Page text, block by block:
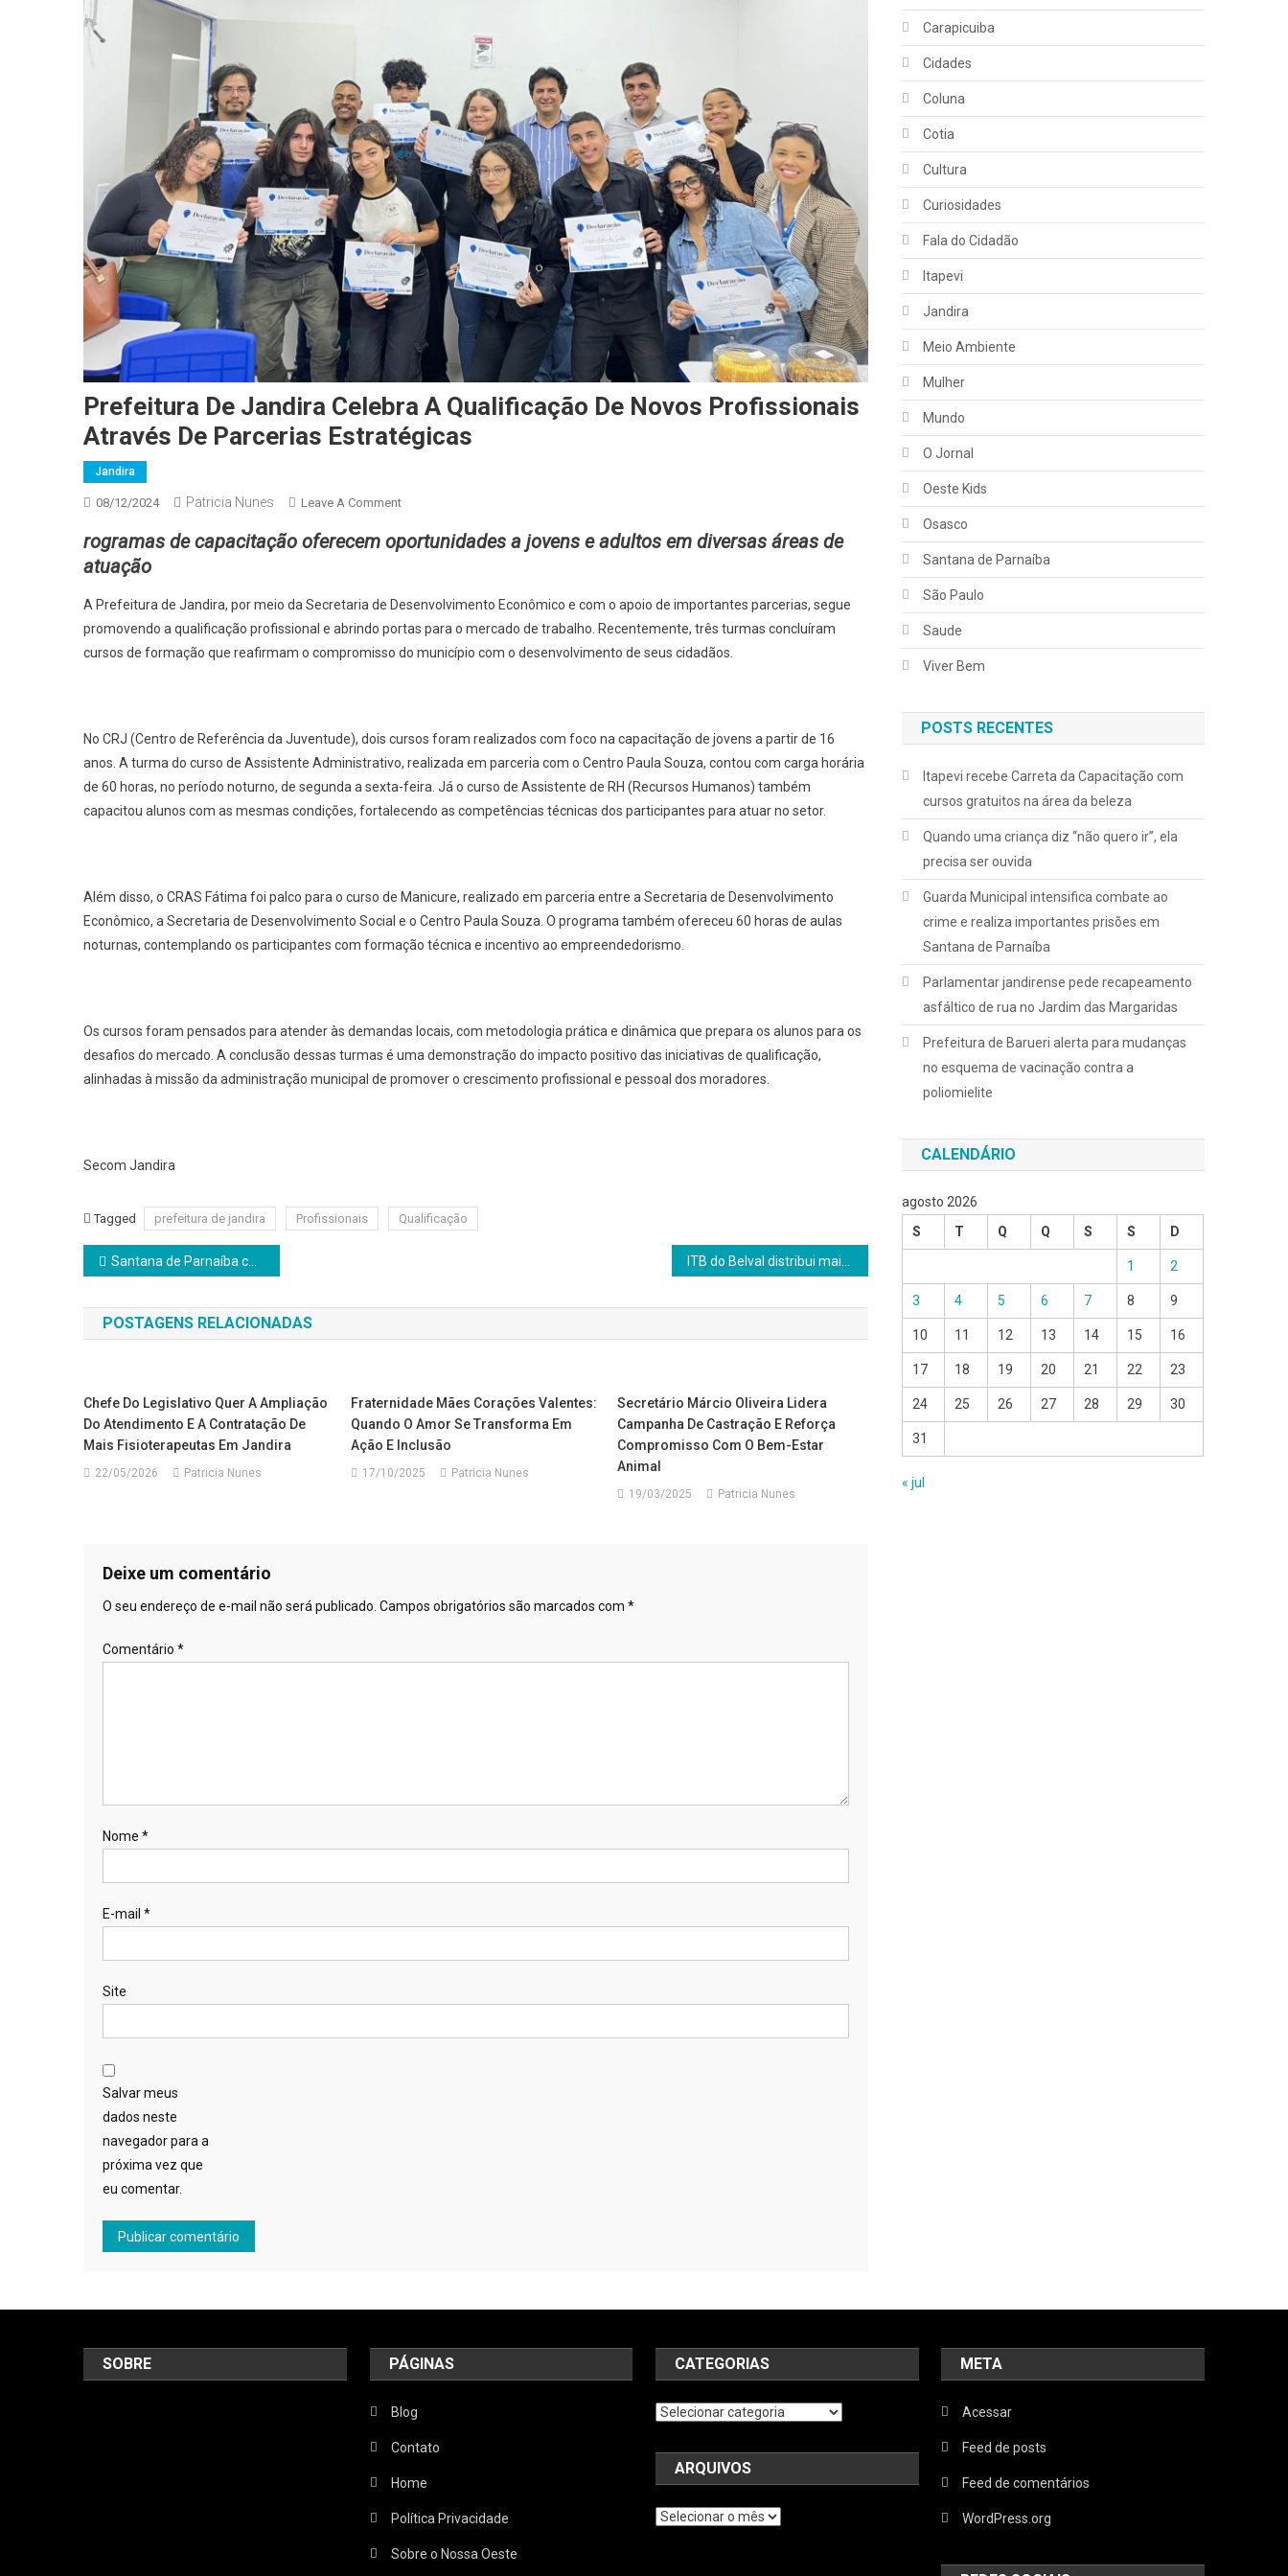
Prefeitura De Jandira Celebra A Qualificação De Novos Profissionais
Através De Parcerias Estratégicas
Jandira
08/12/2024 Patricia Nunes Leave A CommentOn
De
A
Qualificação
De
De
Parcerias
Estratégicas
rogramas de capacitação oferecem oportunidades a jovens e adultos em diversas áreas de
atuação
A Prefeitura de Jandira, por meio da Secretaria de Desenvolvimento Econômico e com o apoio de importantes parcerias, segue
promovendo a qualificação profissional e abrindo portas para o mercado de trabalho. Recentemente, três turmas concluíram
cursos de formação que reafirmam o compromisso do município com o desenvolvimento de seus cidadãos.
No CRJ (Centro de Referência da Juventude), dois cursos foram realizados com foco na capacitação de jovens a partir de 16
anos. A turma do curso de Assistente Administrativo, realizada em parceria com o Centro Paula Souza, contou com carga horária
de 60 horas, no período noturno, de segunda a sexta-feira. Já o curso de Assistente de RH (Recursos Humanos) também
capacitou alunos com as mesmas condições, fortalecendo as competências técnicas dos participantes para atuar no setor.
Além disso, o CRAS Fátima foi palco para o curso de Manicure, realizado em parceria entre a Secretaria de Desenvolvimento
Econômico, a Secretaria de Desenvolvimento Social e o Centro Paula Souza. O programa também ofereceu 60 horas de aulas
noturnas, contemplando os participantes com formação técnica e incentivo ao empreendedorismo.
Os cursos foram pensados para atender às demandas locais, com metodologia prática e dinâmica que prepara os alunos para os
desafios do mercado. A conclusão dessas turmas é uma demonstração do impacto positivo das iniciativas de qualificação,
alinhadas à missão da administração municipal de promover o crescimento profissional e pessoal dos moradores.
Secom Jandira
Tagged prefeitura de jandira Profissionais Qualificação
Navegação
de
Post
Santana de Parnaíba conquista Selo Ouro do Programa Alfabetiza Juntos
POSTAGENS RELACIONADAS
Chefe Do Legislativo Quer A Ampliação
Do Atendimento E A Contratação De
Mais Fisioterapeutas Em Jandira
22/05/2026 Patricia Nunes
Fraternidade Mães Corações Valentes:
Quando O Amor Se Transforma Em
Ação E Inclusão
17/10/2025 Patricia Nunes
Secretário Márcio Oliveira Lidera
Campanha De Castração E Reforça
Compromisso Com O Bem-Estar
Animal
19/03/2025 Patricia Nunes
Deixe um comentário
O seu endereço de e-mail não será publicado. Campos obrigatórios são marcados com *
Comentário *
Nome *
E-mail *
Site
Salvar meus
dados neste
navegador para a
próxima vez que
eu comentar.
Carapicuiba
Cidades
Coluna
Cotia
Cultura
Curiosidades
Fala do Cidadão
Itapevi
Jandira
Meio Ambiente
Mulher
Mundo
O Jornal
Oeste Kids
Osasco
Santana de Parnaíba
São Paulo
Saude
Viver Bem
POSTS RECENTES
Itapevi recebe Carreta da Capacitação com
cursos gratuitos na área da beleza
Quando uma criança diz “não quero ir”, ela
precisa ser ouvida
Guarda Municipal intensifica combate ao
crime e realiza importantes prisões em
Santana de Parnaíba
Parlamentar jandirense pede recapeamento
asfáltico de rua no Jardim das Margaridas
Prefeitura de Barueri alerta para mudanças
no esquema de vacinação contra a
poliomielite
CALENDÁRIO
agosto 2026
S
T Q Q S S D
1 2
3 4 5 6 7 8 9
10 11 12 13 14 15 16
17 18 19 20 21 22 23
24 25 26 27 28 29 30
31
« jul
SOBRE PÁGINAS
Blog
Contato
Home
Política Privacidade
Sobre o Nossa Oeste
CATEGORIAS
Categorias
ARQUIVOS
Arquivos
META
Acessar
Feed de posts
Feed de comentários
WordPress.org